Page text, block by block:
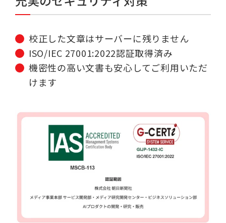
校正した文章はサーバーに残りません
ISO/IEC 27001:2022認証取得済み
機密性の高い文書も安心してご利用いただ
けます